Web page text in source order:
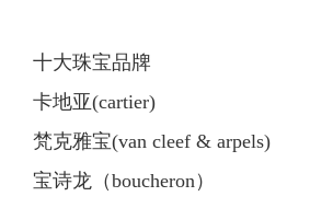
十大珠宝品牌
卡地亚(cartier)
梵克雅宝(van cleef & arpels)
宝诗龙（boucheron）